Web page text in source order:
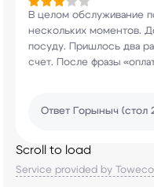
В целом обслуживание
нескольких моментов.
посуду. Пришлось два
счет. После фразы
Ответ Горыныч (стол
Scroll to load
Service provided by Toweco